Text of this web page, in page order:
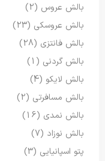
بالش عروس (2)
بالش عروسکی (23)
بالش فانتزی (28)
بالش گردنی (1)
بالش لایکو (4)
بالش مسافرتی (2)
بالش نمدی (16)
بالش نوزاد (7)
پتو اسپانیایی (3)